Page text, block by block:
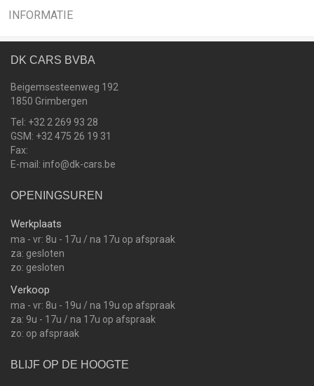
INFORMATIE
DK CARS BVBA
Beigemsesteenweg 192
1850 Grimbergen
Tel: +32 2 269 93 28
GSM: +32 475 26 19 31
Fax:
E-mail: info@dk-cars.be
OPENINGSUREN
Werkplaats
ma - vr: 8u - 17u / na 17u op afspraak
za: gesloten
zo: gesloten
Verkoop
ma - vr: 8u - 19u / na 19u op afspraak
za: 9u - 17u / na 17u op afspraak
zo: op afspraak
BLIJF OP DE HOOGTE